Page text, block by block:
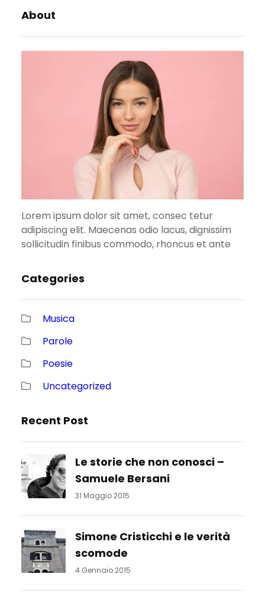
About
Lorem ipsum dolor sit amet, consec tetur
adipiscing elit. Maecenas odio lacus, dignissim
sollicitudin finibus commodo, rhoncus et ante
Categories
Musica
Parole
Poesie
Uncategorized
Recent Post
Le storie che non conosci –
Samuele Bersani
31 Maggio 2015
Simone Cristicchi e le verità
scomode
4 Gennaio 2015